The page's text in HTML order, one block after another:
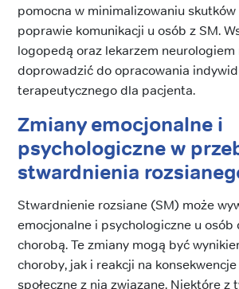
pomocna w minimalizowaniu
poprawie komunikacji u osób z SM.
logopedą oraz lekarzem neurologiem
doprowadzić do opracowania
terapeutycznego dla pacjenta.
Zmiany emocjonalne i
psychologiczne w
stwardnienia
Stwardnienie rozsiane (SM) może
emocjonalne i psychologiczne u
chorobą. Te zmiany mogą być
choroby, jak i reakcji na
społeczne z nią związane. Niektóre z